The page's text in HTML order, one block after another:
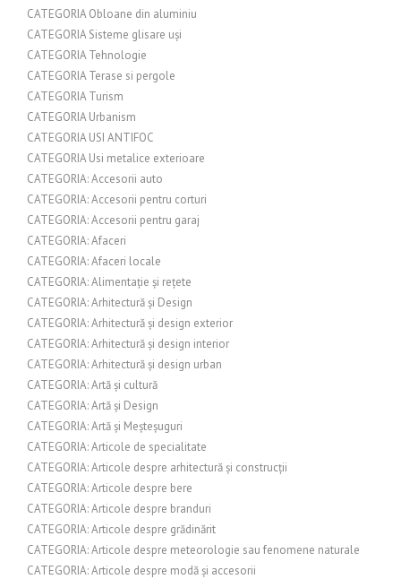
CATEGORIA Obloane din aluminiu
CATEGORIA Sisteme glisare uși
CATEGORIA Tehnologie
CATEGORIA Terase si pergole
CATEGORIA Turism
CATEGORIA Urbanism
CATEGORIA USI ANTIFOC
CATEGORIA Usi metalice exterioare
CATEGORIA: Accesorii auto
CATEGORIA: Accesorii pentru corturi
CATEGORIA: Accesorii pentru garaj
CATEGORIA: Afaceri
CATEGORIA: Afaceri locale
CATEGORIA: Alimentație și rețete
CATEGORIA: Arhitectură și Design
CATEGORIA: Arhitectură și design exterior
CATEGORIA: Arhitectură și design interior
CATEGORIA: Arhitectură și design urban
CATEGORIA: Artă și cultură
CATEGORIA: Artă și Design
CATEGORIA: Artă și Meșteșuguri
CATEGORIA: Articole de specialitate
CATEGORIA: Articole despre arhitectură și construcții
CATEGORIA: Articole despre bere
CATEGORIA: Articole despre branduri
CATEGORIA: Articole despre grădinărit
CATEGORIA: Articole despre meteorologie sau fenomene naturale
CATEGORIA: Articole despre modă și accesorii